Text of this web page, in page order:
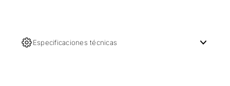
Especificaciones técnicas